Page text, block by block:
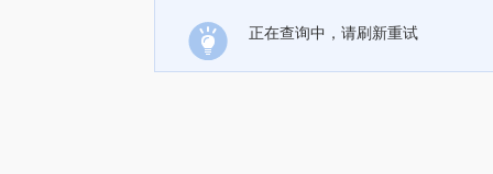
正在查询中，请刷新重试